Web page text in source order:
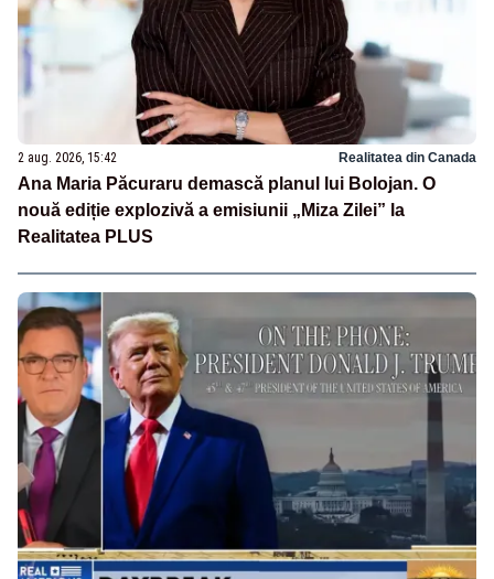
2 aug. 2026, 15:42 Realitatea din Canada
Ana Maria Păcuraru demască planul lui Bolojan. O
nouă ediție explozivă a emisiunii „Miza Zilei” la
Realitatea PLUS